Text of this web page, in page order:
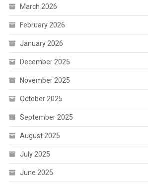
March 2026
February 2026
January 2026
December 2025
November 2025
October 2025
September 2025
August 2025
July 2025
June 2025